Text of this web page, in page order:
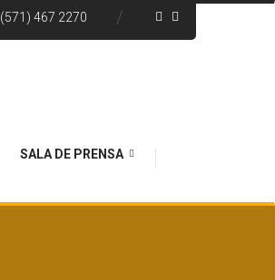
(571) 467 2270
SALA DE PRENSA